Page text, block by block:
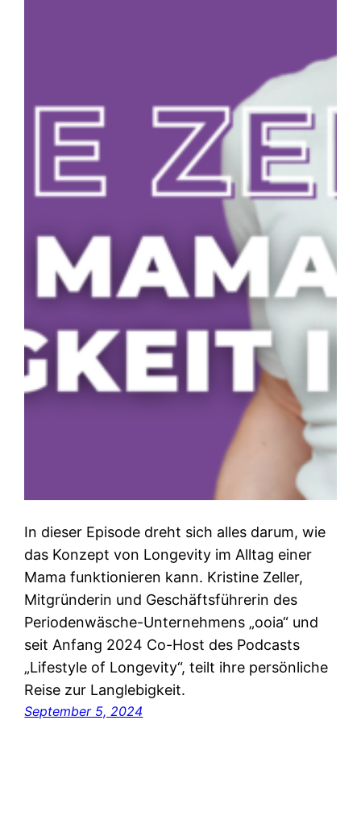
In dieser Episode dreht sich alles darum, wie
das Konzept von Longevity im Alltag einer
Mama funktionieren kann. Kristine Zeller,
Mitgründerin und Geschäftsführerin des
Periodenwäsche-Unternehmens „ooia“ und
seit Anfang 2024 Co-Host des Podcasts
„Lifestyle of Longevity“, teilt ihre persönliche
Reise zur Langlebigkeit.
September 5, 2024